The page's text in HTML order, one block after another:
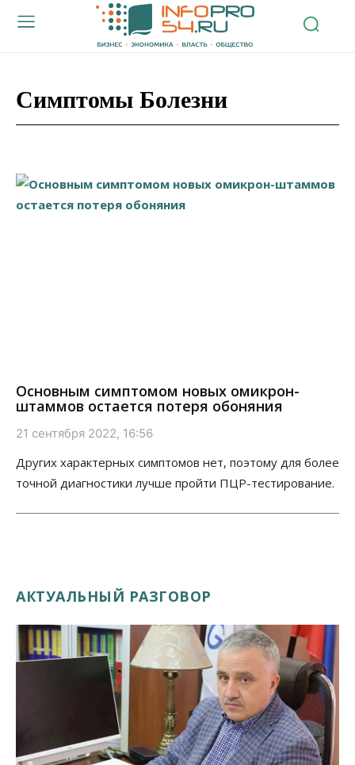
Симптомы Болезни
Основным симптомом новых омикрон-
штаммов остается потеря обоняния
21 сентября 2022, 16:56
Других характерных симптомов нет, поэтому для более
точной диагностики лучше пройти ПЦР-тестирование.
АКТУАЛЬНЫЙ РАЗГОВОР